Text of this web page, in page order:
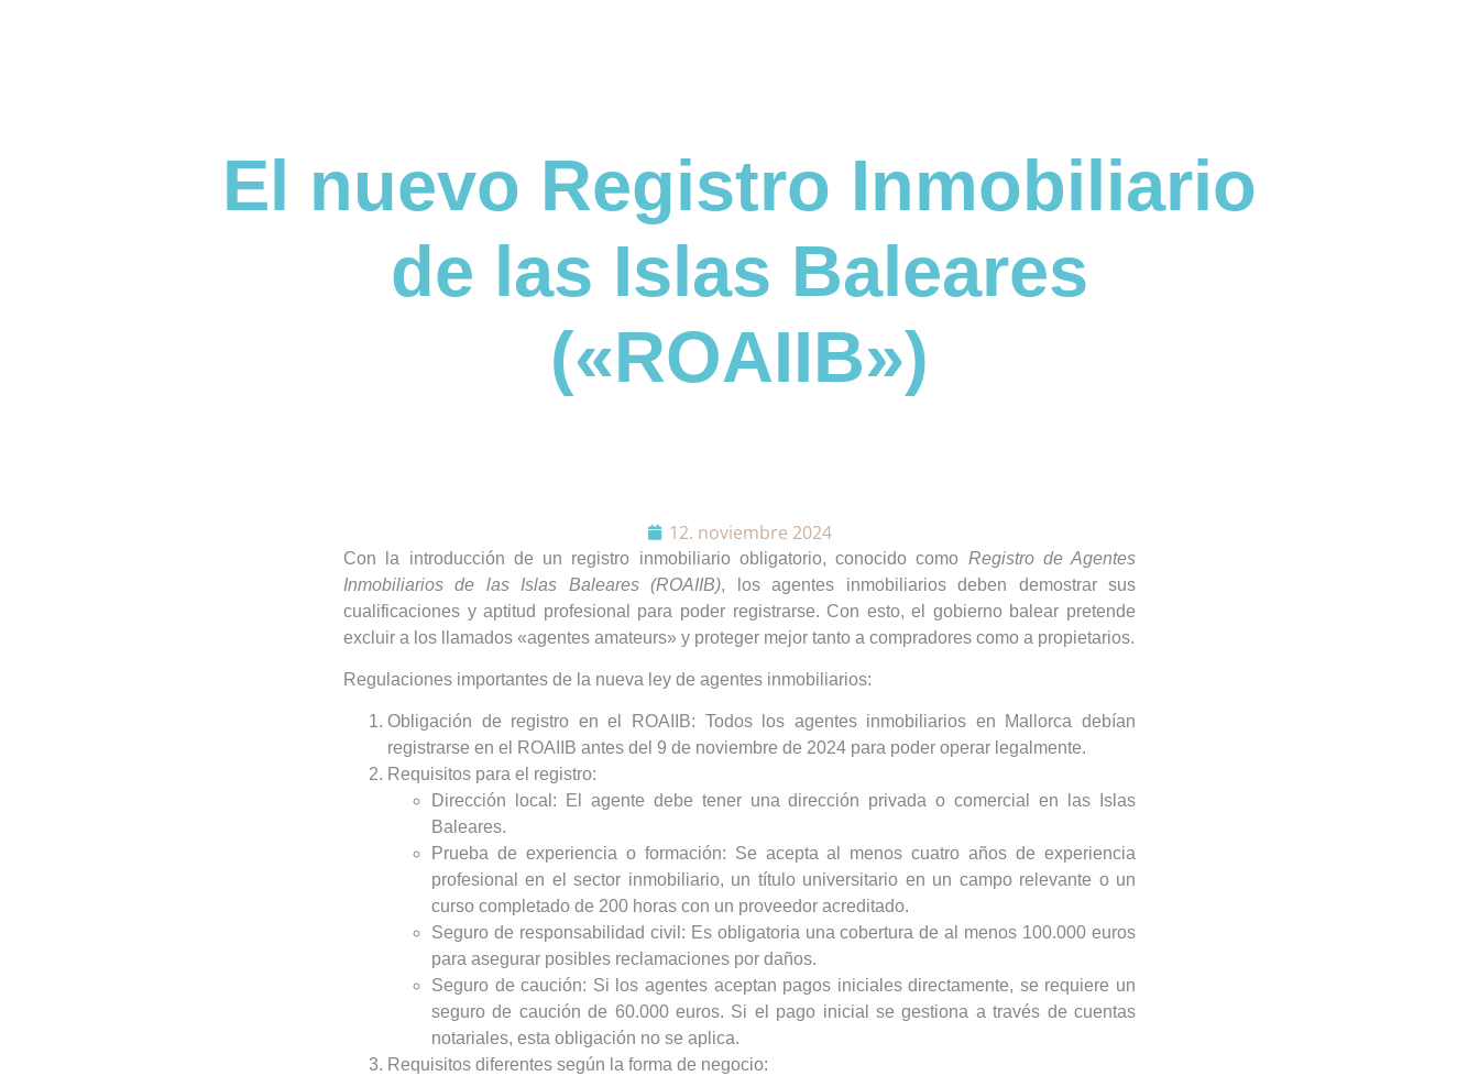
SOLICITAR CONTACTO
El nuevo Registro Inmobiliario
de las Islas Baleares
(«ROAIIB»)
12. noviembre 2024
Con la introducción de un registro inmobiliario obligatorio, conocido como Registro de Agentes
Inmobiliarios de las Islas Baleares (ROAIIB), los agentes inmobiliarios deben demostrar sus
cualificaciones y aptitud profesional para poder registrarse. Con esto, el gobierno balear pretende
excluir a los llamados «agentes amateurs» y proteger mejor tanto a compradores como a propietarios.
Regulaciones importantes de la nueva ley de agentes inmobiliarios:
Obligación de registro en el ROAIIB: Todos los agentes inmobiliarios en Mallorca debían
registrarse en el ROAIIB antes del 9 de noviembre de 2024 para poder operar legalmente.
Requisitos para el registro:
Dirección local: El agente debe tener una dirección privada o comercial en las Islas
Baleares.
Prueba de experiencia o formación: Se acepta al menos cuatro años de experiencia
profesional en el sector inmobiliario, un título universitario en un campo relevante o un
curso completado de 200 horas con un proveedor acreditado.
Seguro de responsabilidad civil: Es obligatoria una cobertura de al menos 100.000 euros
para asegurar posibles reclamaciones por daños.
Seguro de caución: Si los agentes aceptan pagos iniciales directamente, se requiere un
seguro de caución de 60.000 euros. Si el pago inicial se gestiona a través de cuentas
notariales, esta obligación no se aplica.
Requisitos diferentes según la forma de negocio: